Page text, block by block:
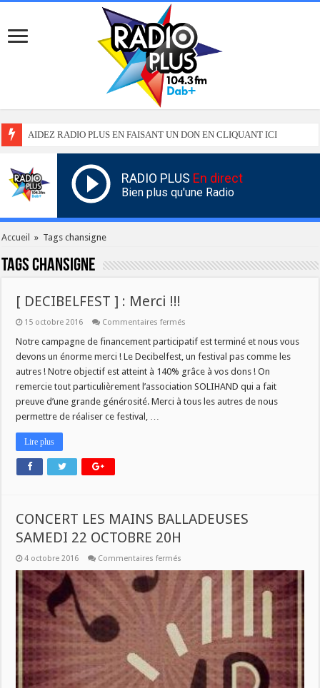
AIDEZ RADIO PLUS EN FAISANT UN DON EN CLIQUANT ICI
RADIO PLUS En direct
Bien plus qu'une Radio
Accueil » Tags chansigne
Tagschansigne
[ DECIBELFEST ] : Merci !!!
15 octobre 2016 Commentaires fermés
DECIBELFEST
:
Merci
!!!
Notre campagne de financement participatif est terminé et nous vous
devons un énorme merci ! Le Decibelfest, un festival pas comme les
autres ! Notre objectif est atteint à 140% grâce à vos dons ! On
remercie tout particulièrement l’association SOLIHAND qui a fait
preuve d’une grande générosité. Merci à tous les autres de nous
permettre de réaliser ce festival, …
Lire plus
CONCERT LES MAINS BALLADEUSES
SAMEDI 22 OCTOBRE 20H
4 octobre 2016 Commentaires fermés
LES
MAINS
BALLADEUSES
SAMEDI
22
OCTOBRE
20H